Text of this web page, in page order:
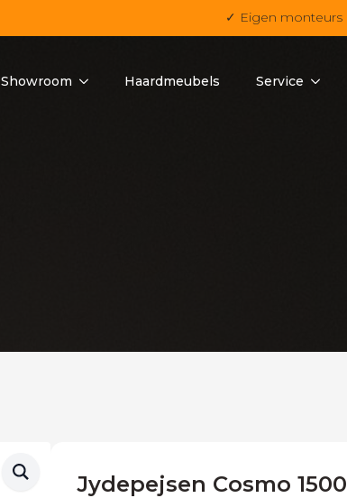
✓ Eigen monteurs
Showroom Haardmeubels Service
Jydepejsen Cosmo 1500